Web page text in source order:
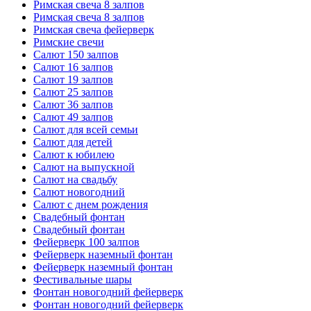
Римская свеча 8 залпов
Римская свеча 8 залпов
Римская свеча фейерверк
Римские свечи
Салют 150 залпов
Салют 16 залпов
Салют 19 залпов
Салют 25 залпов
Салют 36 залпов
Салют 49 залпов
Салют для всей семьи
Салют для детей
Салют к юбилею
Салют на выпускной
Салют на свадьбу
Салют новогодний
Салют с днем рождения
Свадебный фонтан
Свадебный фонтан
Фейерверк 100 залпов
Фейерверк наземный фонтан
Фейерверк наземный фонтан
Фестивальные шары
Фонтан новогодний фейерверк
Фонтан новогодний фейерверк